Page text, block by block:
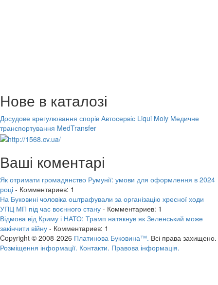
Нове в каталозі
Досудове врегулювання спорів Автосервіс Liqui Moly Медичне
транспортування MedTransfer
Ваші коментарі
Як отримати громадянство Румунії: умови для оформлення в 2024
році - Комментариев: 1
На Буковині чоловіка оштрафували за організацію хресної ходи
УПЦ МП під час воєнного стану - Комментариев: 1
Відмова від Криму і НАТО: Трамп натякнув як Зеленський може
закінчити війну - Комментариев: 1
Copyright © 2008-2026 Платинова Буковина™. Всі права захищено.
Розміщення інформації. Контакти. Правова інформація.